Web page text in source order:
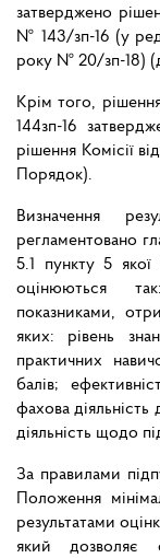
затверджено
№ 143/зп-16 (у
року № 20/зп-18)
Крім того,
144зп-16
рішення Комісії
Порядок).
Визначення
регламентовано
5.1 пункту 5 якої
оцінюються
показниками,
яких: рівень
практичних
балів;
фахова
діяльність щодо
За правилами
Положення
результатами
який дозволяє